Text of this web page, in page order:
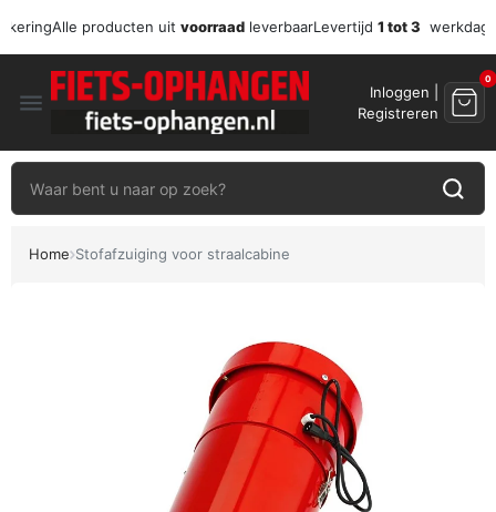
Alle producten uit voorraad leverbaarLevertijd 1 tot 3
menu
Inloggen |
Registreren
0
Home Stofafzuiging voor straalcabine